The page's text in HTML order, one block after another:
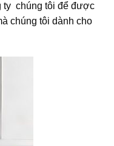
ty chúng tôi để được
chúng tôi dành cho